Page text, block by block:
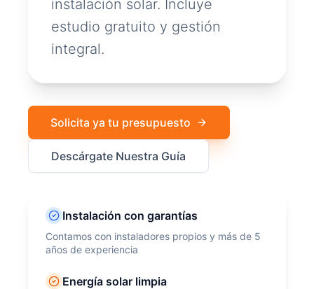
instalación solar. Incluye
estudio gratuito y gestión
integral.
Solicita ya tu presupuesto
Descárgate Nuestra Guía
Instalación con garantías
Contamos con instaladores propios y más de 5
años de experiencia
Energía solar limpia